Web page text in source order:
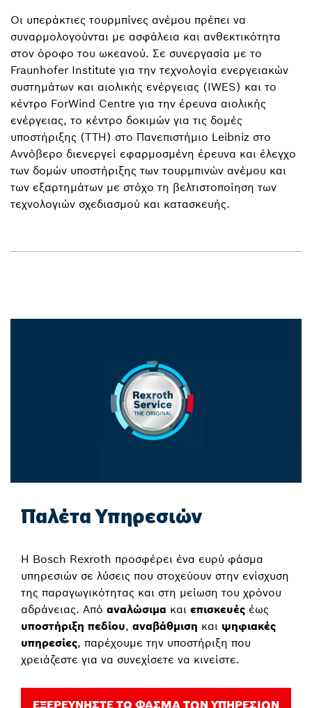
Οι υπεράκτιες τουρμπίνες ανέμου πρέπει να
συναρμολογούνται με ασφάλεια και ανθεκτικότητα
στον όροφο του ωκεανού. Σε συνεργασία με το
Fraunhofer Institute για την τεχνολογία ενεργειακών
συστημάτων και αιολικής ενέργειας (IWES) και το
κέντρο ForWind Centre για την έρευνα αιολικής
ενέργειας, το κέντρο δοκιμών για τις δομές
υποστήριξης (TTH) στο Πανεπιστήμιο Leibniz στο
Αννόβερο διενεργεί εφαρμοσμένη έρευνα και έλεγχο
των δομών υποστήριξης των τουρμπινών ανέμου και
των εξαρτημάτων με στόχο τη βελτιστοποίηση των
τεχνολογιών σχεδιασμού και κατασκευής.
Παλέτα Υπηρεσιών
Η Bosch Rexroth προσφέρει ένα ευρύ φάσμα
υπηρεσιών σε λύσεις που στοχεύουν στην ενίσχυση
της παραγωγικότητας και στη μείωση του χρόνου
αδράνειας. Από αναλώσιμα και επισκευές έως
υποστήριξη πεδίου, αναβάθμιση και ψηφιακές
υπηρεσίες, παρέχουμε την υποστήριξη που
χρειάζεστε για να συνεχίσετε να κινείστε.
ΕΞΕΡΕΥΝΗΣΤΕ ΤΟ ΦΑΣΜΑ ΤΩΝ ΥΠΗΡΕΣΙΩΝ